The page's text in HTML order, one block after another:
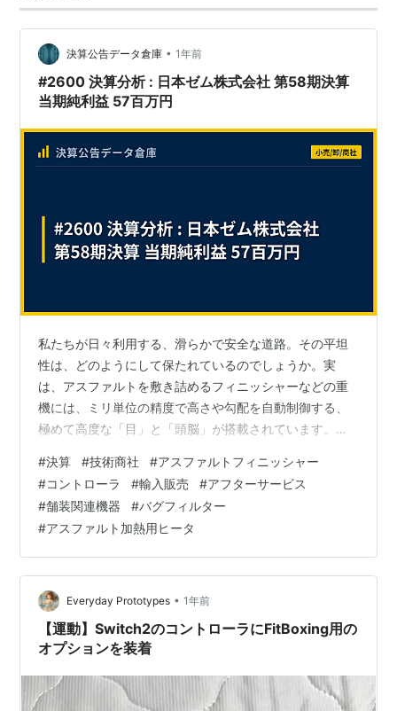
決算公告データ倉庫 • 1年前
#2600 決算分析 : 日本ゼム株式会社 第58期決算
当期純利益 57百万円
私たちが日々利用する、滑らかで安全な道路。その平坦
性は、どのようにして保たれているのでしょうか。実
は、アスファルトを敷き詰めるフィニッシャーなどの重
機には、ミリ単位の精度で高さや勾配を自動制御する、
極めて高度な「目」と「頭脳」が搭載されています。そ
全な歩行を享受できているのです。 今回は、日本の道路
インフラの品質を半世紀以上にわたって支え続けてき
た、専門技術商社「日本ゼム株式会社」の決算を読み解
きます。道路舗装機械の自動制御装置というニッチな分
野で、なぜ長きにわたり業界の信頼を勝ち得てきたの
か。その驚異的な財務の安定性と、社会を陰で支えるビ
ジネ…
#決算 #技術商社 #アスファルトフィニッシャー
#コントローラ #輸入販売 #アフターサービス
#舗装関連機器 #バグフィルター
#アスファルト加熱用ヒータ
Everyday Prototypes • 1年前
【運動】Switch2のコントローラにFitBoxing用の
オプションを装着